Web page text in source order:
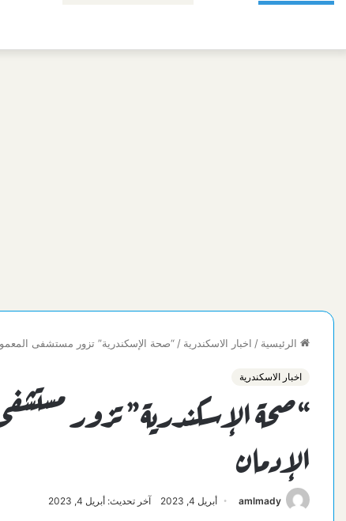
الرئيسية / اخبار الاسكندرية / “صحة الإسكندرية” تزور مستشفى
اخبار الاسكندرية
“صحة الإسكندرية” تزور
الإدمان
amlmady أبريل 4, 2023 آخر تحديث: أبريل 4, 2023